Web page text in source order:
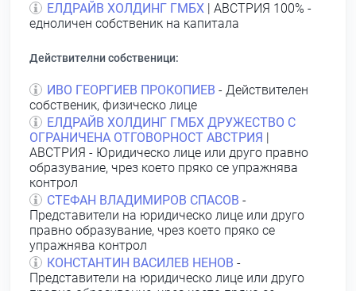
ЕЛДРАЙВ ХОЛДИНГ ГМБХ | АВСТРИЯ 100% -
едноличен собственик на капитала
Действителни собственици:
ИВО ГЕОРГИЕВ ПРОКОПИЕВ - Действителен
собственик, физическо лице
ЕЛДРАЙВ ХОЛДИНГ ГМБХ ДРУЖЕСТВО С
ОГРАНИЧЕНА ОТГОВОРНОСТ АВСТРИЯ
АВСТРИЯ - Юридическо лице или друго правно
образувание, чрез което пряко се упражнява
контрол
СТЕФАН ВЛАДИМИРОВ СПАСОВ -
Представители на юридическо лице или друго
правно образувание, чрез което пряко се
упражнява контрол
КОНСТАНТИН ВАСИЛЕВ НЕНОВ -
Представители на юридическо лице или друго